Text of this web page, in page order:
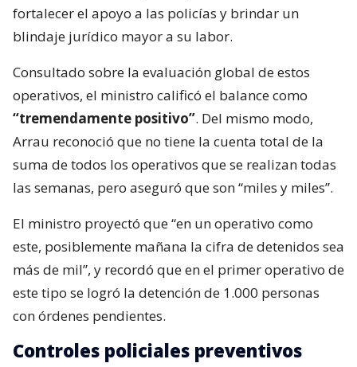
fortalecer el apoyo a las policías y brindar un
blindaje jurídico mayor a su labor.
Consultado sobre la evaluación global de estos
operativos, el ministro calificó el balance como
“tremendamente positivo”. Del mismo modo,
Arrau reconoció que no tiene la cuenta total de la
suma de todos los operativos que se realizan todas
las semanas, pero aseguró que son “miles y miles”.
El ministro proyectó que “en un operativo como
este, posiblemente mañana la cifra de detenidos sea
más de mil”, y recordó que en el primer operativo de
este tipo se logró la detención de 1.000 personas
con órdenes pendientes.
Controles policiales preventivos